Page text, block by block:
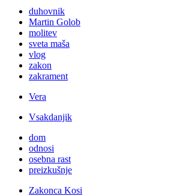
duhovnik
Martin Golob
molitev
sveta maša
vlog
zakon
zakrament
Vera
Vsakdanjik
dom
odnosi
osebna rast
preizkušnje
Zakonca Kosi